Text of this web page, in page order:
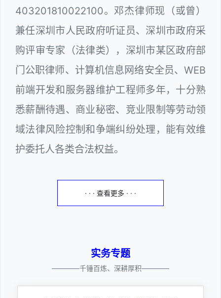
403201810022100。邓杰律师现（或曾）
兼任深圳市人民政府听证员、深圳市政府采
购评审专家（法律类），深圳市某区政府部
门公职律师、计算机信息网络安全员、WEB
前端开发和服务器维护工程师多年，十分熟
悉薪酬待遇、商业秘密、竞业限制等劳动领
域法律风险控制和争端纠纷处理，能有效维
护委托人各类合法权益。
· · · 查看更多 · · ·
实务专题
————千锤百炼、深耕厚积————